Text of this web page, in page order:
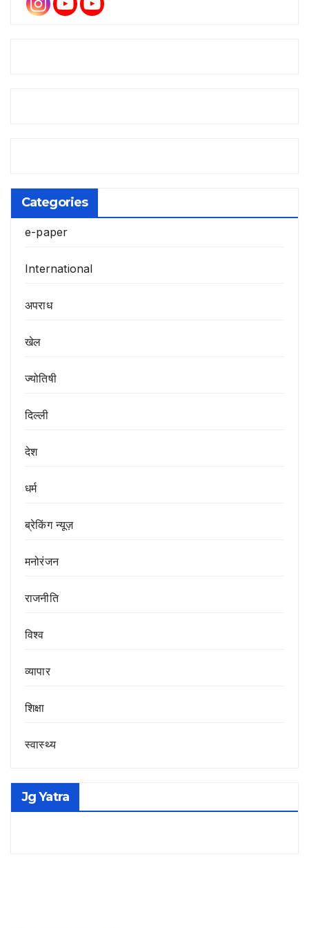
Categories
e-paper
International
अपराध
खेल
ज्योतिषी
दिल्ली
देश
धर्म
ब्रेकिंग न्यूज़
मनोरंजन
राजनीति
विश्व
व्यापार
शिक्षा
स्वास्थ्य
Jg Yatra